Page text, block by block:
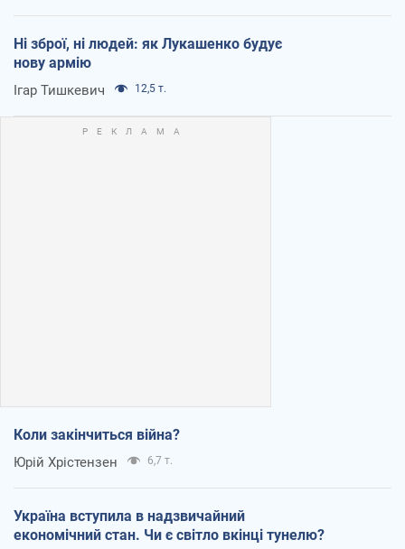
Ні зброї, ні людей: як Лукашенко будує
нову армію
Ігар Тишкевич 12,5 т.
Коли закінчиться війна?
Юрій Хрістензен 6,7 т.
Україна вступила в надзвичайний
економічний стан. Чи є світло вкінці тунелю?